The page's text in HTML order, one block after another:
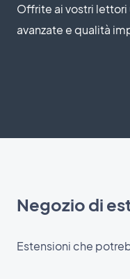
Offrite ai vostri
avanzate e qualità
Negozio di
Estensioni che